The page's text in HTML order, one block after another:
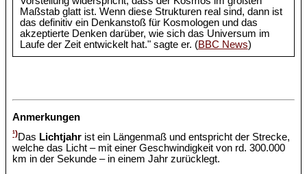
Maßstab glatt ist. Wenn diese Strukturen real sind, dann ist
das definitiv ein Denkanstoß für Kosmologen und das
akzeptierte Denken darüber, wie sich das Universum im
Laufe der Zeit entwickelt hat." sagte er. (BBC News)
Anmerkungen
¹)Das Lichtjahr ist ein Längenmaß und entspricht der Strecke,
welche das Licht – mit einer Geschwindigkeit von rd. 300.000
km in der Sekunde – in einem Jahr zurücklegt.